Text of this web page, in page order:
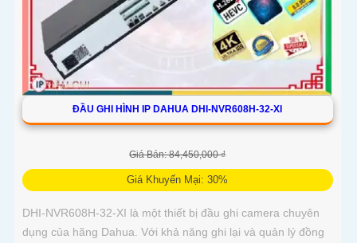
ĐẦU GHI HÌNH IP DAHUA DHI-NVR608H-32-XI
Giá Bán: 84,450,000 ₫
Giá Khuyến Mại: 30%
DHI-NVR608H-32-XI là một thiết bị đầu ghi camera chuyên
dụng của hãng Dahua. Với khả năng ghi lại và quản lý đồng